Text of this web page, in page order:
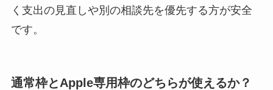
く支出の見直しや別の相談先を優先する方が安全
です。
通常枠とApple専用枠のどちらが使えるか？